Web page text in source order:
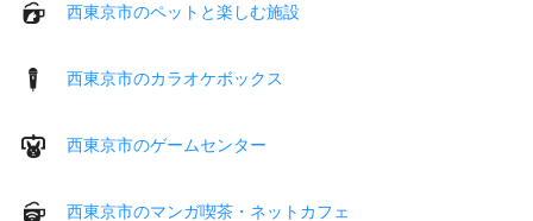
西東京市のペットと楽しむ施設
西東京市のカラオケボックス
西東京市のゲームセンター
西東京市のマンガ喫茶・ネットカフェ